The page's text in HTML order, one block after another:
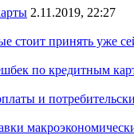
2.11.2019, 22:27
стоит принять уже
по кредитным
и